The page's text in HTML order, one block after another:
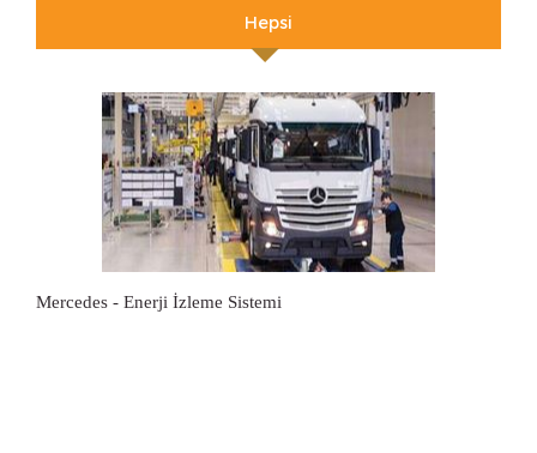
Hepsi
Mercedes - Enerji İzleme Sistemi